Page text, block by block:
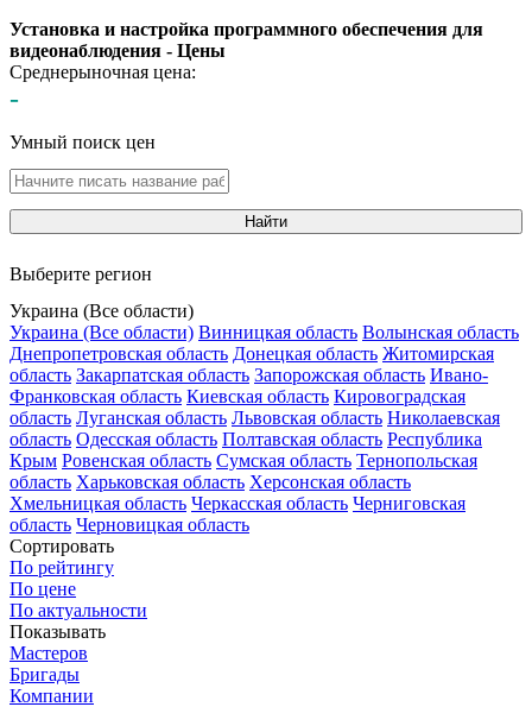
Установка и настройка программного обеспечения для
видеонаблюдения - Цены
Среднерыночная цена:
-
Умный поиск цен
Найти
Выберите регион
Украина (Все области)
Украина (Все области) Винницкая область Волынская область
Днепропетровская область Донецкая область Житомирская
область Закарпатская область Запорожская область Ивано-
Франковская область Киевская область Кировоградская
область Луганская область Львовская область Николаевская
область Одесская область Полтавская область Республика
Крым Ровенская область Сумская область Тернопольская
область Харьковская область Херсонская область
Хмельницкая область Черкасская область Черниговская
область Черновицкая область
Сортировать
По рейтингу
По цене
По актуальности
Показывать
Мастеров
Бригады
Компании